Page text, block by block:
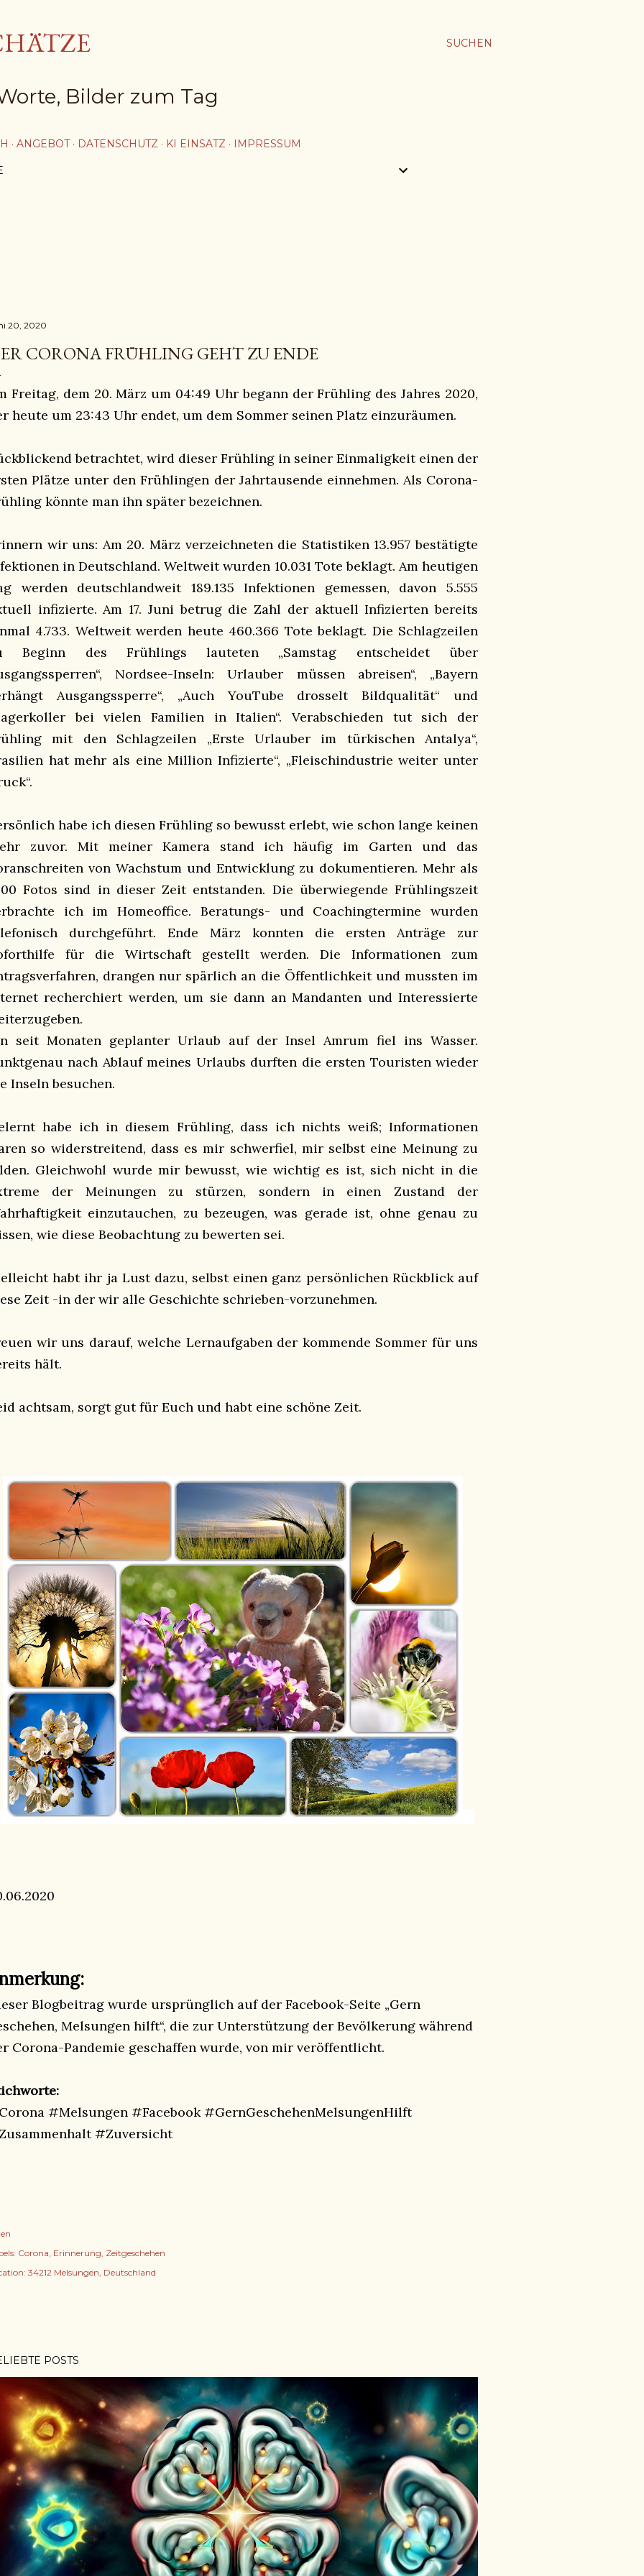
SUCHEN
Bilder zum Tag
ANGEBOT DATENSCHUTZ KI EINSATZ IMPRESSUM
20, 2020
CORONA FRÜHLING GEHT ZU ENDE
Freitag, dem 20. März um 04:49 Uhr begann der Frühling des Jahres 2020,
heute um 23:43 Uhr endet, um dem Sommer seinen Platz einzuräumen.
betrachtet, wird dieser Frühling in seiner Einmaligkeit einen der
Plätze unter den Frühlingen der Jahrtausende einnehmen. Als Corona-
könnte man ihn später bezeichnen.
wir uns: Am 20. März verzeichneten die Statistiken 13.957 bestätigte
in Deutschland. Weltweit wurden 10.031 Tote beklagt. Am heutigen
werden deutschlandweit 189.135 Infektionen gemessen, davon 5.555
infizierte. Am 17. Juni betrug die Zahl der aktuell Infizierten bereits
4.733. Weltweit werden heute 460.366 Tote beklagt. Die Schlagzeilen
Beginn des Frühlings lauteten „Samstag entscheidet über
Nordsee-Inseln: Urlauber müssen abreisen“, „Bayern
Ausgangssperre“, „Auch YouTube drosselt Bildqualität“ und
bei vielen Familien in Italien“. Verabschieden tut sich der
mit den Schlagzeilen „Erste Urlauber im türkischen Antalya“,
hat mehr als eine Million Infizierte“, „Fleischindustrie weiter unter
habe ich diesen Frühling so bewusst erlebt, wie schon lange keinen
zuvor. Mit meiner Kamera stand ich häufig im Garten und das
von Wachstum und Entwicklung zu dokumentieren. Mehr als
Fotos sind in dieser Zeit entstanden. Die überwiegende Frühlingszeit
ich im Homeoffice. Beratungs- und Coachingtermine wurden
durchgeführt. Ende März konnten die ersten Anträge zur
für die Wirtschaft gestellt werden. Die Informationen zum
drangen nur spärlich an die Öffentlichkeit und mussten im
recherchiert werden, um sie dann an Mandanten und Interessierte
seit Monaten geplanter Urlaub auf der Insel Amrum fiel ins Wasser.
nach Ablauf meines Urlaubs durften die ersten Touristen wieder
Inseln besuchen.
habe ich in diesem Frühling, dass ich nichts weiß; Informationen
so widerstreitend, dass es mir schwerfiel, mir selbst eine Meinung zu
Gleichwohl wurde mir bewusst, wie wichtig es ist, sich nicht in die
der Meinungen zu stürzen, sondern in einen Zustand der
einzutauchen, zu bezeugen, was gerade ist, ohne genau zu
wie diese Beobachtung zu bewerten sei.
habt ihr ja Lust dazu, selbst einen ganz persönlichen Rückblick auf
Zeit -in der wir alle Geschichte schrieben-vorzunehmen.
wir uns darauf, welche Lernaufgaben der kommende Sommer für uns
hält.
achtsam, sorgt gut für Euch und habt eine schöne Zeit.
Blogbeitrag wurde ursprünglich auf der Facebook-Seite „Gern
Melsungen hilft“, die zur Unterstützung der Bevölkerung während
Corona-Pandemie geschaffen wurde, von mir veröffentlicht.
#Melsungen #Facebook #GernGeschehenMelsungenHilft
#Zuversicht
Corona Erinnerung Zeitgeschehen
34212 Melsungen, Deutschland
POSTS